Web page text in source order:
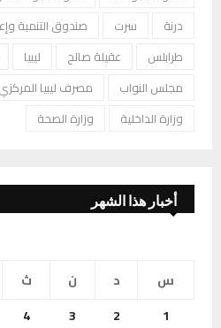
درنة
سرت صندوق التنمية
طرابلس
عقيلة صالح ليبيا
مجلس النواب
مصرف ليبيا المركزي
وزارة الداخلية
وزارة الصحة
أخبار هذا الشهر
س
د ن ث
1
2
3
4